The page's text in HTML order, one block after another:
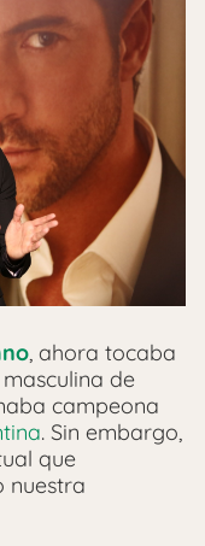
, ahora tocaba
masculina de
campeona
. Sin embargo,
que
nuestra